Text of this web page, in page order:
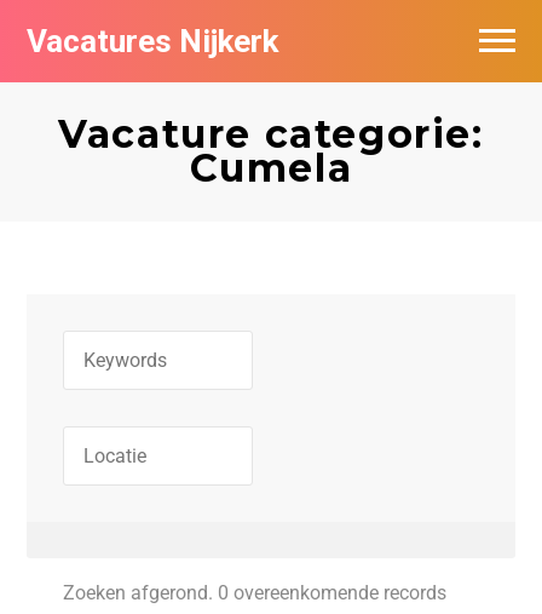
Vacatures Nijkerk
Vacature categorie:
Cumela
Zoeken afgerond. 0 overeenkomende records